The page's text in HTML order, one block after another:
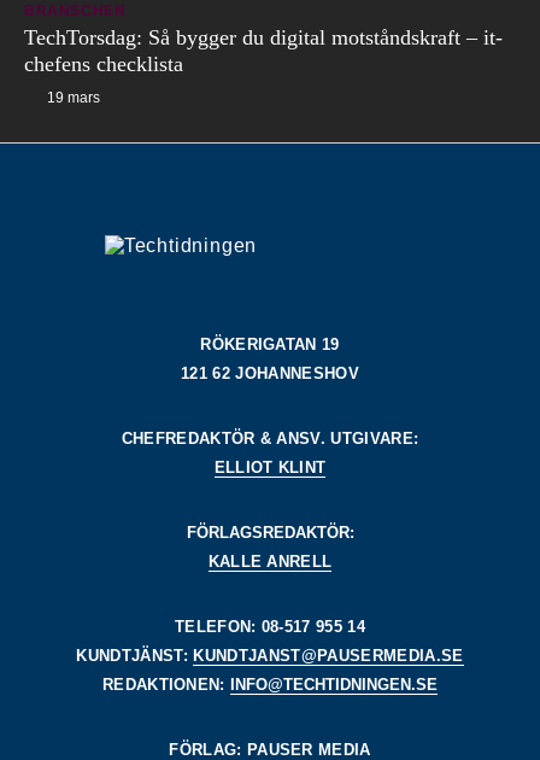
BRANSCHEN
TechTorsdag: Så bygger du digital motståndskraft – it-
chefens checklista
19 mars
RÖKERIGATAN 19
121 62 JOHANNESHOV
CHEFREDAKTÖR & ANSV. UTGIVARE:
ELLIOT KLINT
FÖRLAGSREDAKTÖR:
KALLE ANRELL
TELEFON: 08-517 955 14
KUNDTJÄNST: KUNDTJANST@PAUSERMEDIA.SE
REDAKTIONEN:
INFO@TECHTIDNINGEN.SE
FÖRLAG: PAUSER MEDIA